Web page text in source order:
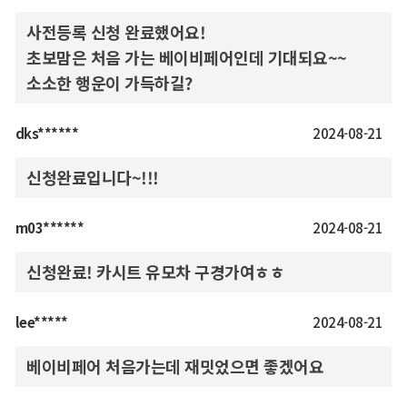
사전등록 신청 완료했어요!
초보맘은 처음 가는 베이비페어인데 기대되요~~
소소한 행운이 가득하길?
dks****** 2024-08-21
신청완료입니다~!!!
m03****** 2024-08-21
신청완료! 카시트 유모차 구경가여ㅎㅎ
lee***** 2024-08-21
베이비페어 처음가는데 재밋었으면 좋겠어요